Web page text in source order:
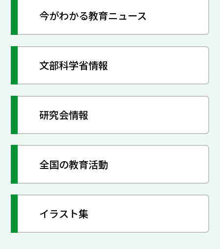
今がわかる教育ニュース
文部科学省情報
研究会情報
全国の教育活動
イラスト集